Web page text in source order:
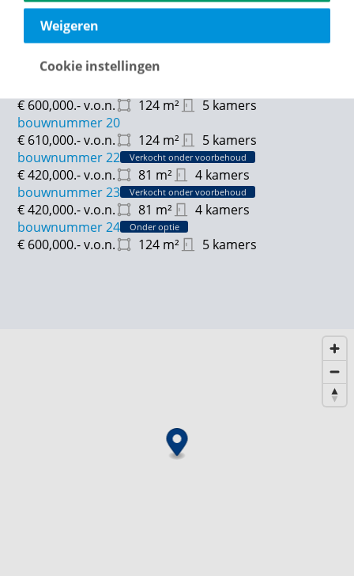
bouwnummer 32
€ 420,000.-v.o.n.
81m²
€ 420,000.-v.o.n.
124 m² 5 kamers
€ 600,000.-v.o.n.
bouwnummer 20
124 m² 5 kamers
€ 610,000.-v.o.n.
bouwnummer 22
Verkocht onder voorbehoud
81 m² 4 kamers
€ 420,000.-v.o.n.
bouwnummer 23
Verkocht onder voorbehoud
81 m² 4 kamers
€ 420,000.-v.o.n.
bouwnummer 24
Onder optie
124 m² 5 kamers
€ 600,000.-v.o.n.
Weigeren
Cookie instellingen